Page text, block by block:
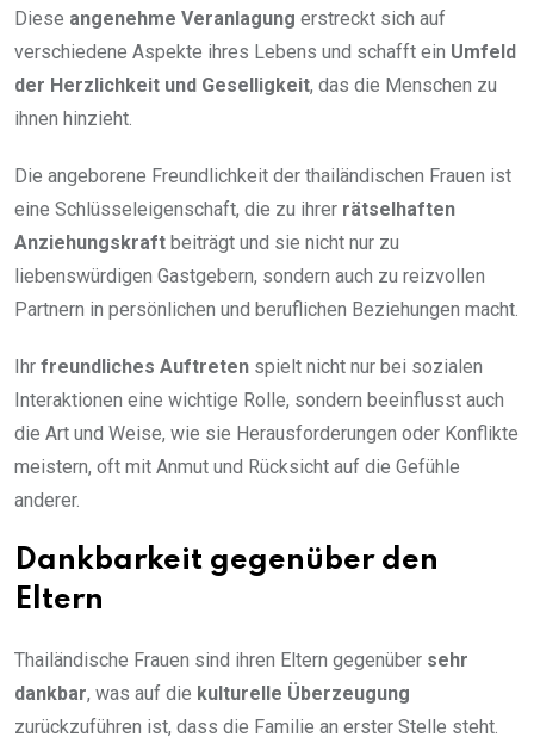
Diese angenehme Veranlagung erstreckt sich auf
verschiedene Aspekte ihres Lebens und schafft ein Umfeld
der Herzlichkeit und Geselligkeit, das die Menschen zu
ihnen hinzieht.
Die angeborene Freundlichkeit der thailändischen Frauen ist
eine Schlüsseleigenschaft, die zu ihrer rätselhaften
Anziehungskraft beiträgt und sie nicht nur zu
liebenswürdigen Gastgebern, sondern auch zu reizvollen
Partnern in persönlichen und beruflichen Beziehungen macht.
Ihr freundliches Auftreten spielt nicht nur bei sozialen
Interaktionen eine wichtige Rolle, sondern beeinflusst auch
die Art und Weise, wie sie Herausforderungen oder Konflikte
meistern, oft mit Anmut und Rücksicht auf die Gefühle
anderer.
Dankbarkeit gegenüber den
Eltern
Thailändische Frauen sind ihren Eltern gegenüber sehr
dankbar, was auf die kulturelle Überzeugung
zurückzuführen ist, dass die Familie an erster Stelle steht.